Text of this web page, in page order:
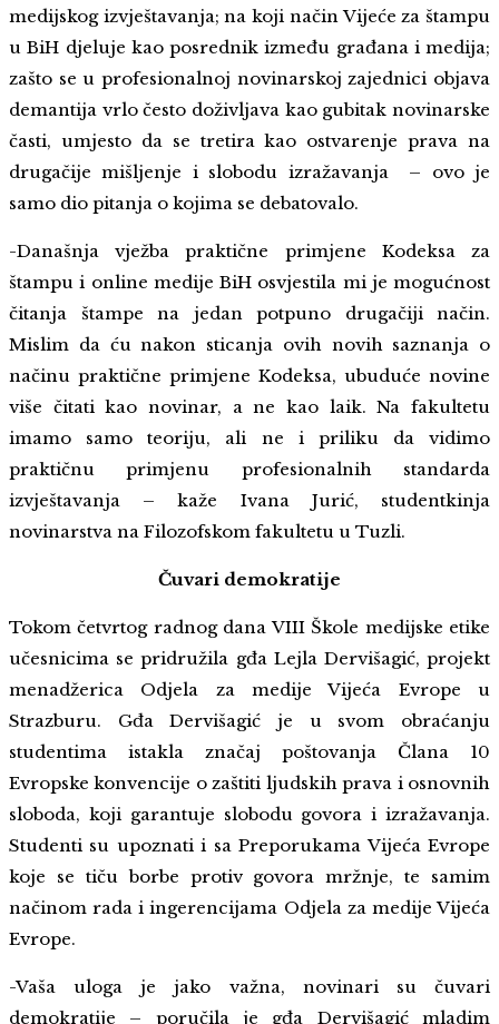
medijskog izvještavanja; na koji način Vijeće za štampu
u BiH djeluje kao posrednik između građana i medija;
zašto se u profesionalnoj novinarskoj zajednici objava
demantija vrlo često doživljava kao gubitak novinarske
časti, umjesto da se tretira kao ostvarenje prava na
drugačije mišljenje i slobodu izražavanja – ovo je
samo dio pitanja o kojima se debatovalo.
-Današnja vježba praktične primjene Kodeksa za
štampu i online medije BiH osvjestila mi je mogućnost
čitanja štampe na jedan potpuno drugačiji način.
Mislim da ću nakon sticanja ovih novih saznanja o
načinu praktične primjene Kodeksa, ubuduće novine
više čitati kao novinar, a ne kao laik. Na fakultetu
imamo samo teoriju, ali ne i priliku da vidimo
praktičnu primjenu profesionalnih standarda
izvještavanja – kaže Ivana Jurić, studentkinja
novinarstva na Filozofskom fakultetu u Tuzli.
Čuvari demokratije
Tokom četvrtog radnog dana VIII Škole medijske etike
učesnicima se pridružila gđa Lejla Dervišagić, projekt
menadžerica Odjela za medije Vijeća Evrope u
Strazburu. Gđa Dervišagić je u svom obraćanju
studentima istakla značaj poštovanja Člana 10
Evropske konvencije o zaštiti ljudskih prava i osnovnih
sloboda, koji garantuje slobodu govora i izražavanja.
Studenti su upoznati i sa Preporukama Vijeća Evrope
koje se tiču borbe protiv govora mržnje, te samim
načinom rada i ingerencijama Odjela za medije Vijeća
Evrope.
-Vaša uloga je jako važna, novinari su čuvari
demokratije – poručila je gđa Dervišagić mladim